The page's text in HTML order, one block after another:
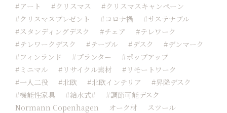
#アート
#クリスマス
#クリスマスキャンペーン
#クリスマスプレゼント
#コロナ禍
#サステナブル
#スタンディングデスク
#チェア
#テレワーク
#テレワークデスク
#テーブル #デスク
#デンマーク
#フィンランド
#プランター
#ポップアップ
#ミニマル
#リサイクル素材
#リモートワーク
#一人二役
#北欧 #北欧インテリア
#昇降デスク
#機能性家具
#給水式#
#調節可能デスク
Normann Copenhagen
オーク材
スツール